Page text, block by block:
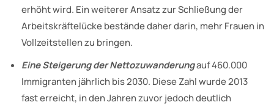
erhöht wird. Ein weiterer Ansatz zur Schließung der
Arbeitskräftelücke bestände daher darin, mehr Frauen in
Vollzeitstellen zu bringen.
Eine Steigerung der Nettozuwanderungauf 460.000
Immigranten jährlich bis 2030. Diese Zahl wurde 2013
fast erreicht, in den Jahren zuvor jedoch deutlich